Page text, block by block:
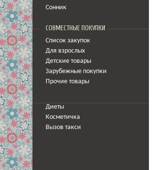
Сонник
СОВМЕСТНЫЕ ПОКУПКИ
Список закупок
Для взрослых
Детские товары
Зарубежные покупки
Прочие товары
Диеты
Косметичка
Вызов такси